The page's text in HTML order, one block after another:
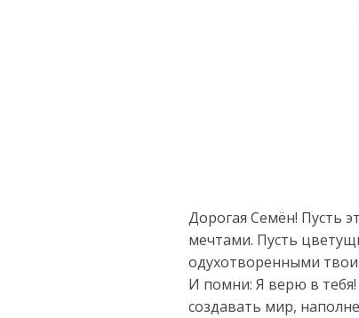
Дорогая Семён! Пусть
мечтами. Пусть
одухотворенными
И помни: Я верю в
создавать мир,